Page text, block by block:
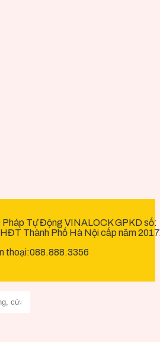
Tự Động VINALOCK GPKD số:
Thành Phố Hà Nội cấp năm
thoại:088.888.3356